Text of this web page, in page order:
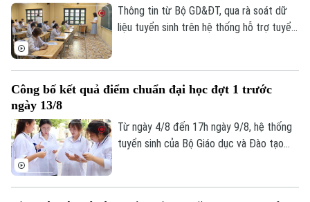
Thông tin từ Bộ GD&ĐT, qua rà soát dữ
liệu tuyển sinh trên hệ thống hỗ trợ tuyển
ngữ, dữ liệu khu vực ưu tiên. Cụ thể, hơn
chứng ưu tiên và chứng chỉ ngoại ngữ.
Công bố kết quả điểm chuẩn đại học đợt 1 trước
ngày 13/8
Từ ngày 4/8 đến 17h ngày 9/8, hệ thống
tuyển sinh của Bộ Giáo dục và Đào tạo